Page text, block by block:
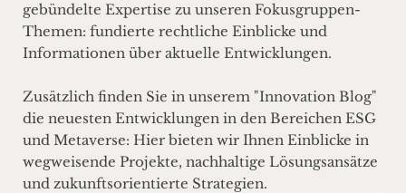
&
Podcasts
+
Team
gebündelte Expertise zu unseren Fokusgruppen-
Themen: fundierte rechtliche Einblicke und
Informationen über aktuelle Entwicklungen.
Zusätzlich finden Sie in unserem "Innovation Blog"
die neuesten Entwicklungen in den Bereichen ESG
und Metaverse: Hier bieten wir Ihnen Einblicke in
wegweisende Projekte, nachhaltige Lösungsansätze
und zukunftsorientierte Strategien.